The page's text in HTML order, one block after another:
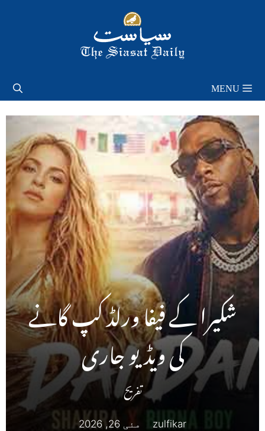
MENU
شکیرا کے فیفا ورلڈ کپ گانے
کی ویڈیو جاری
تفریح
zulfikar مئی 26, 2026